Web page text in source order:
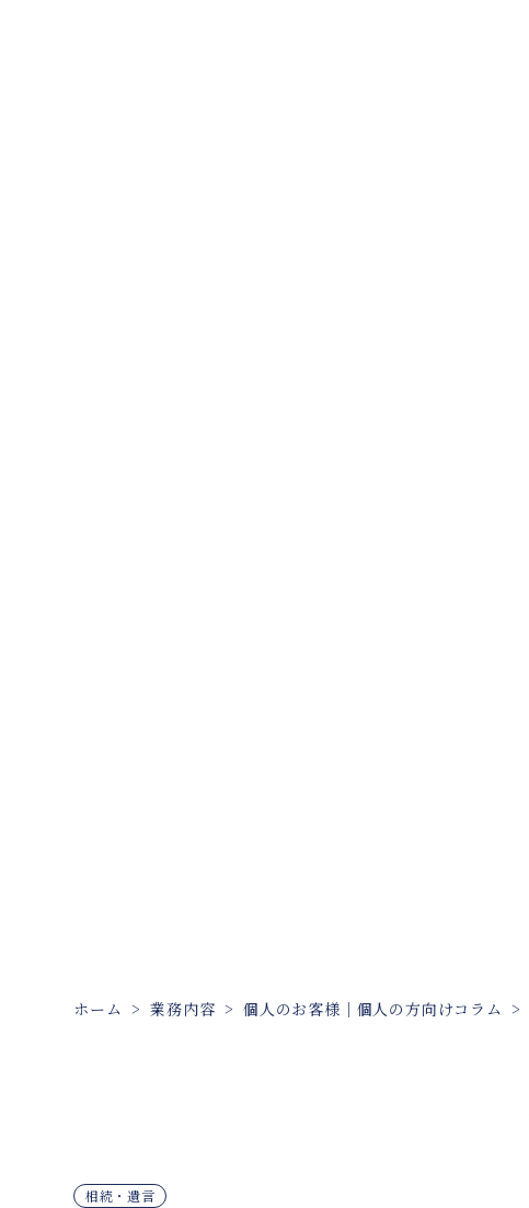
ホーム 業務内容 個人のお客様｜個人の方向けコラム
相続・遺言